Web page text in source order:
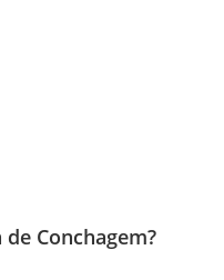
Conchagem?